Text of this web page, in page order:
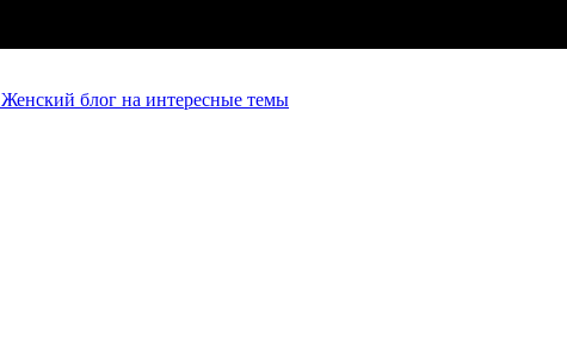
Женский блог на интересные темы